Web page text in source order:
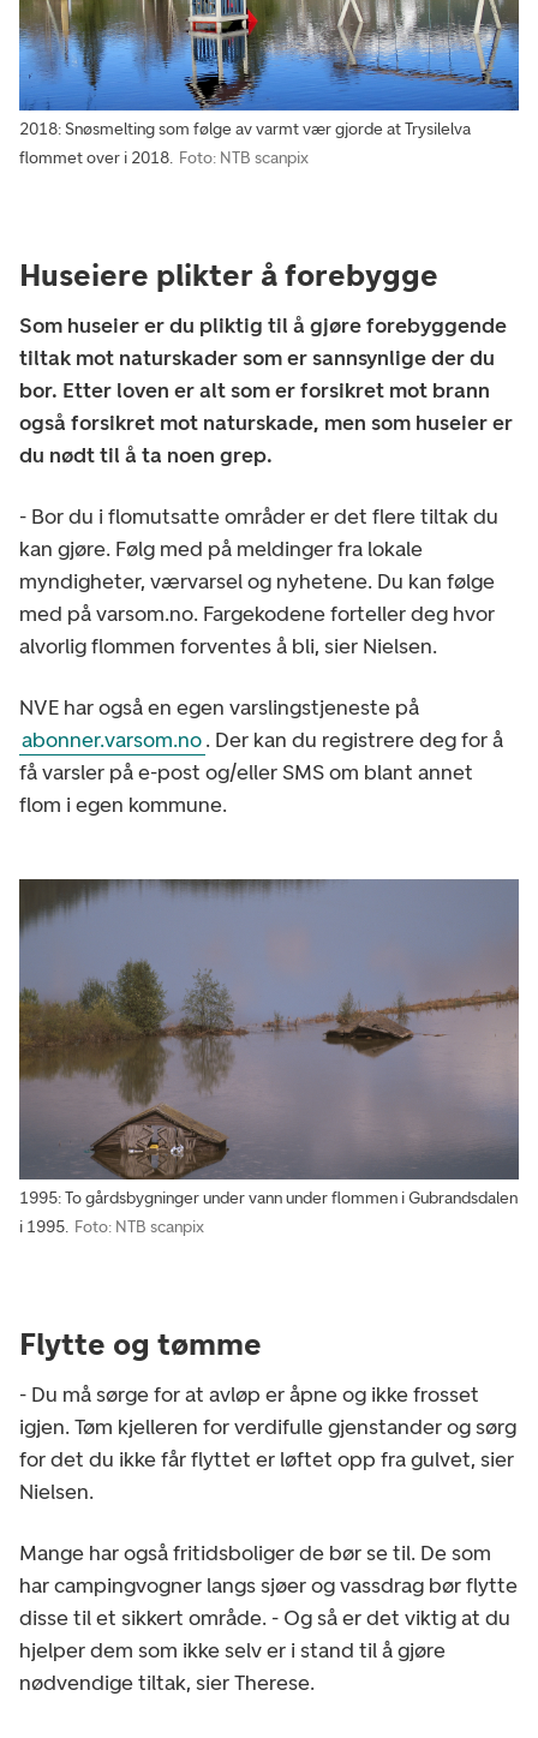
2018: Snøsmelting som følge av varmt vær gjorde at Trysilelva
flommet over i 2018. Foto: NTB scanpix
Huseiere plikter å forebygge
Som huseier er du pliktig til å gjøre forebyggende
tiltak mot naturskader som er sannsynlige der du
bor. Etter loven er alt som er forsikret mot brann
også forsikret mot naturskade, men som huseier er
du nødt til å ta noen grep.
- Bor du i flomutsatte områder er det flere tiltak du
kan gjøre. Følg med på meldinger fra lokale
myndigheter, værvarsel og nyhetene. Du kan følge
med på varsom.no. Fargekodene forteller deg hvor
alvorlig flommen forventes å bli, sier Nielsen.
NVE har også en egen varslingstjeneste på
abonner.varsom.no. Der kan du registrere deg for å
få varsler på e-post og/eller SMS om blant annet
flom i egen kommune.
1995: To gårdsbygninger under vann under flommen i Gubrandsdalen
i 1995. Foto: NTB scanpix
Flytte og tømme
- Du må sørge for at avløp er åpne og ikke frosset
igjen. Tøm kjelleren for verdifulle gjenstander og sørg
for det du ikke får flyttet er løftet opp fra gulvet, sier
Nielsen.
Mange har også fritidsboliger de bør se til. De som
har campingvogner langs sjøer og vassdrag bør flytte
disse til et sikkert område. - Og så er det viktig at du
hjelper dem som ikke selv er i stand til å gjøre
nødvendige tiltak, sier Therese.